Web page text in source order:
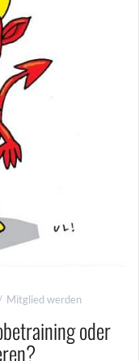
Mitglied werden
oder